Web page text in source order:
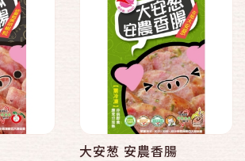
大安葱 安農香腸